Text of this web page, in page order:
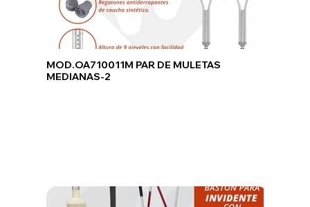
MOD.OA710011M PAR DE MULETAS
MEDIANAS-2